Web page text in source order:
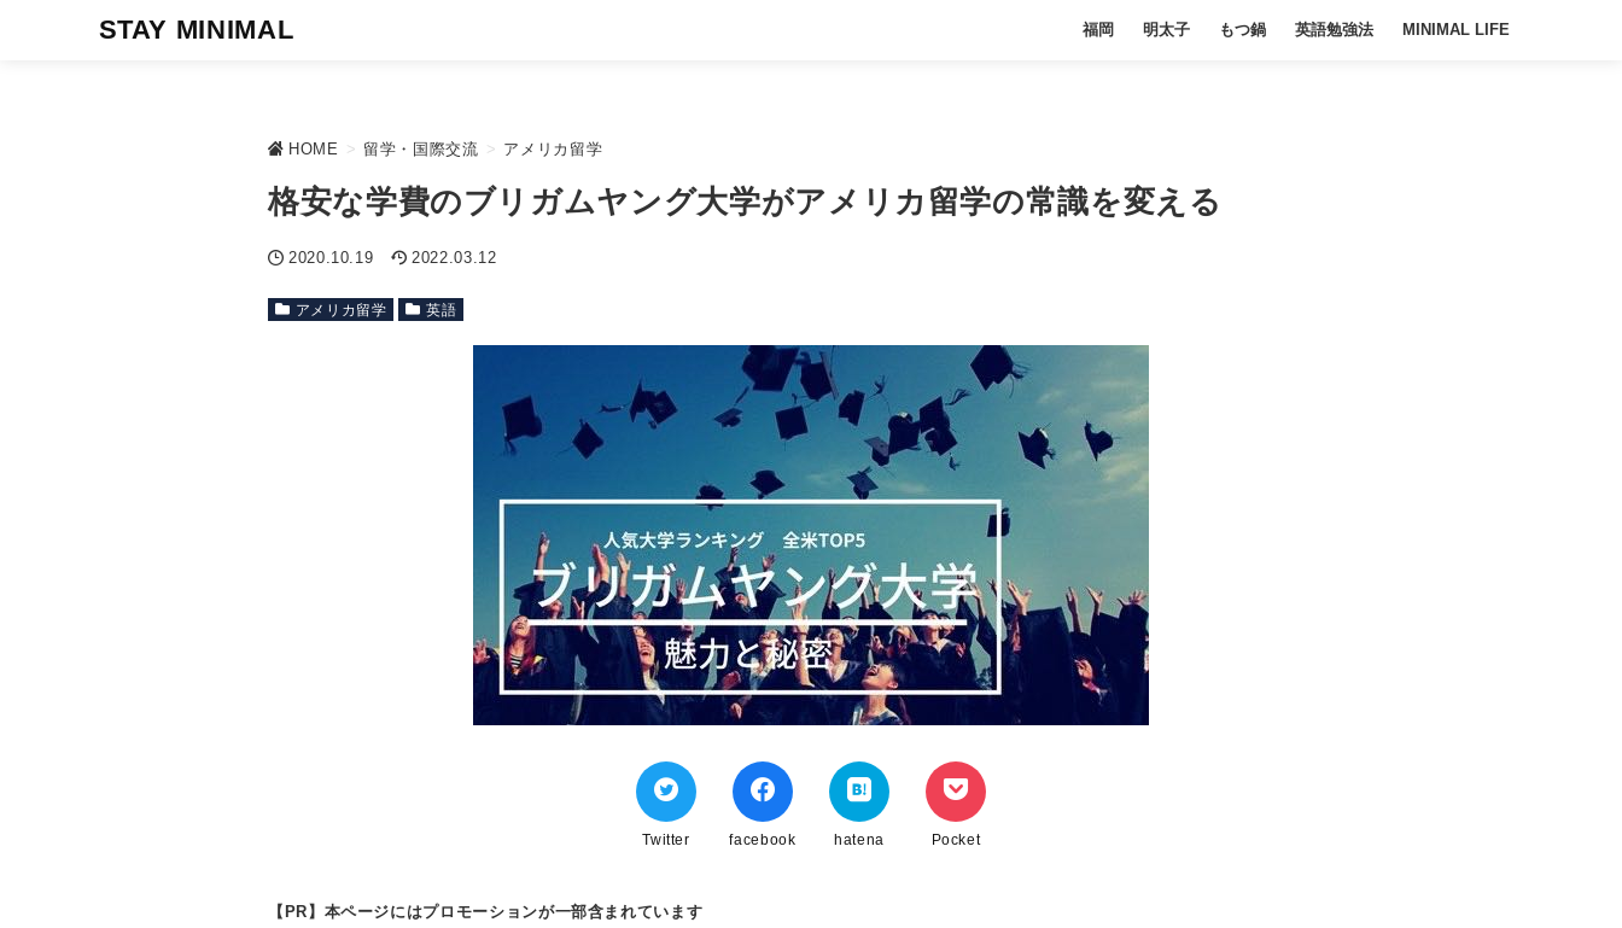
STAY MINIMAL 福岡 明太子 もつ鍋 英語勉強法 MINIMAL LIFE
HOME > 留学・国際交流 > アメリカ留学
格安な学費のブリガムヤング大学がアメリカ留学の常識を変える
2020.10.19 2022.03.12
アメリカ留学 英語
Twitter facebook hatena Pocket
【PR】本ページにはプロモーションが一部含まれています